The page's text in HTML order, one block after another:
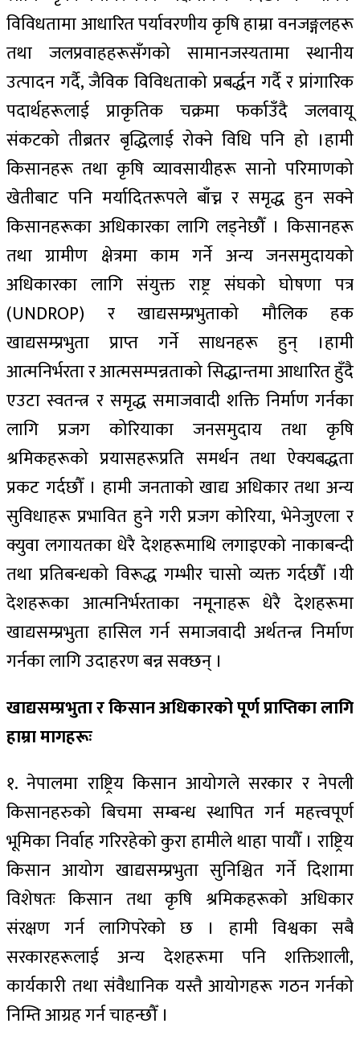
विविधतामा आधारित पर्यावरणीय कृषि हाम्रा वनजङ्गलहरू
तथा जलप्रवाहहरूसँगको सामानजस्यतामा स्थानीय
उत्पादन गर्दै, जैविक विविधताको प्रबर्द्धन गर्दै र प्रांगारिक
पदार्थहरूलाई प्राकृतिक चक्रमा फर्काउँदै जलवायू
संकटको तीब्रतर बृद्धिलाई रोक्ने विधि पनि हो ।हामी
किसानहरू तथा कृषि व्यावसायीहरू सानो परिमाणको
खेतीबाट पनि मर्यादितरूपले बाँच्न र समृद्ध हुन सक्ने
किसानहरूका अधिकारका लागि लड्नेछौँ । किसानहरू
तथा ग्रामीण क्षेत्रमा काम गर्ने अन्य जनसमुदायको
अधिकारका लागि संयुक्त राष्ट्र संघको घोषणा पत्र
(UNDROP) र खाद्यसम्प्रभुताको मौलिक हक
खाद्यसम्प्रभुता प्राप्त गर्ने साधनहरू हुन् ।हामी
आत्मनिर्भरता र आत्मसम्पन्नताको सिद्धान्तमा आधारित हुँदै
एउटा स्वतन्त्र र समृद्ध समाजवादी शक्ति निर्माण गर्नका
लागि प्रजग कोरियाका जनसमुदाय तथा कृषि
श्रमिकहरूको प्रयासहरूप्रति समर्थन तथा ऐक्यबद्धता
प्रकट गर्दछौँ । हामी जनताको खाद्य अधिकार तथा अन्य
सुविधाहरू प्रभावित हुने गरी प्रजग कोरिया, भेनेजुएला र
क्युवा लगायतका धेरै देशहरूमाथि लगाइएको नाकाबन्दी
तथा प्रतिबन्धको विरूद्ध गम्भीर चासो व्यक्त गर्दछौँ ।यी
देशहरूका आत्मनिर्भरताका नमूनाहरू धेरै देशहरूमा
खाद्यसम्प्रभुता हासिल गर्न समाजवादी अर्थतन्त्र निर्माण
गर्नका लागि उदाहरण बन्न सक्छन् ।
खाद्यसम्प्रभुतार किसान अधिकारको पूर्ण प्राप्तिका लागि
हाम्रा मागहरूः
१. नेपालमा राष्ट्रिय किसान आयोगले सरकार र नेपली
किसानहरुको बिचमा सम्बन्ध स्थापित गर्न महत्त्वपूर्ण
भूमिका निर्वाह गरिरहेको कुरा हामीले थाहा पायौँ । राष्ट्रिय
किसान आयोग खाद्यसम्प्रभुता सुनिश्चित गर्ने दिशामा
विशेषतः किसान तथा कृषि श्रमिकहरूको अधिकार
संरक्षण गर्न लागिपरेको छ । हामी विश्वका सबै
सरकारहरूलाई अन्य देशहरूमा पनि शक्तिशाली,
कार्यकारी तथा संवैधानिक यस्तै आयोगहरू गठन गर्नको
निम्ति आग्रह गर्न चाहन्छौँ ।